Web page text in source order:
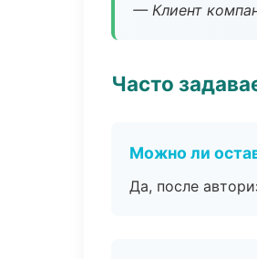
— Клиент
Часто
Можно ли
Да, после